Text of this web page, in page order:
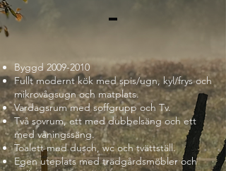
Byggd2009-2010
Fullt modernt kök med spis/ugn, kyl/frys och
mikrovågsugn och matplats.
Vardagsrum med soffgrupp och Tv.
Två sovrum, ett med dubbelsäng och ett
med våningssäng.
Toalett med dusch, wc och tvättställ.
Egen uteplats med trädgårdsmöbler och